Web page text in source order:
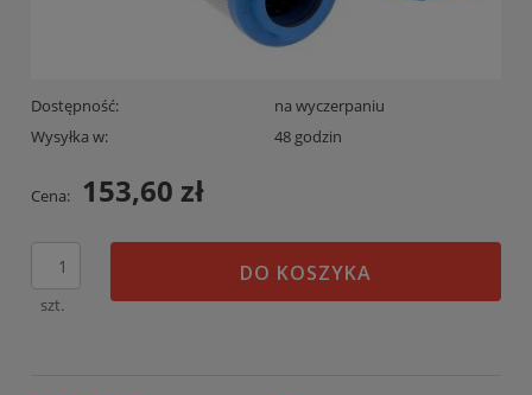
Dostępność:
na wyczerpaniu
Wysyłka w:
48 godzin
Cena: 153,60 zł
szt.
DO KOSZYKA